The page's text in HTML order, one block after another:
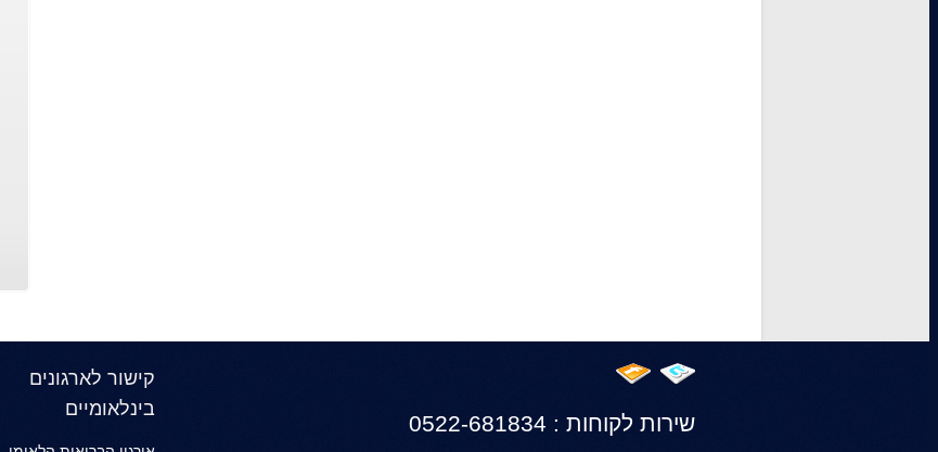
קישור לארגונים
בינלאומיים
שירות לקוחות : 0522-681834